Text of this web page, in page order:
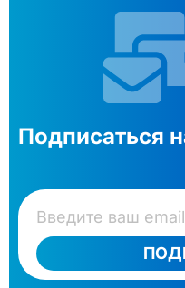
Подписаться